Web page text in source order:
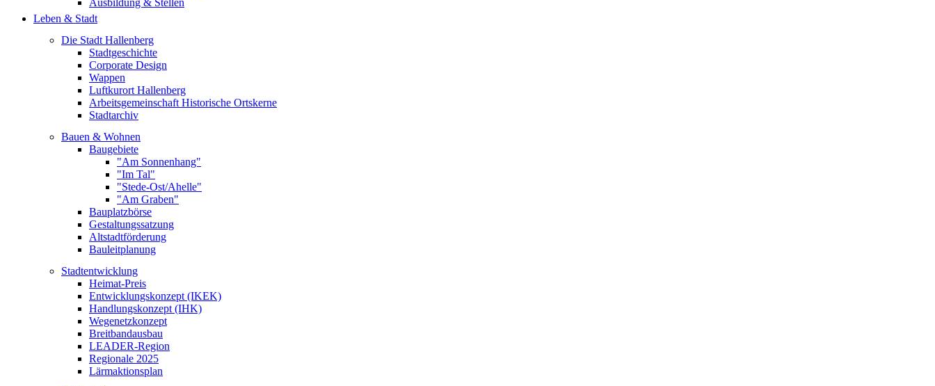
Ausbildung & Stellen
Leben & Stadt
Die Stadt Hallenberg
Stadtgeschichte
Corporate Design
Wappen
Luftkurort Hallenberg
Arbeitsgemeinschaft Historische Ortskerne
Stadtarchiv
Bauen & Wohnen
Baugebiete
"Am Sonnenhang"
"Im Tal"
"Stede-Ost/Ahelle"
"Am Graben"
Bauplatzbörse
Gestaltungssatzung
Altstadtförderung
Bauleitplanung
Stadtentwicklung
Heimat-Preis
Entwicklungskonzept (IKEK)
Handlungskonzept (IHK)
Wegenetzkonzept
Breitbandausbau
LEADER-Region
Regionale 2025
Lärmaktionsplan